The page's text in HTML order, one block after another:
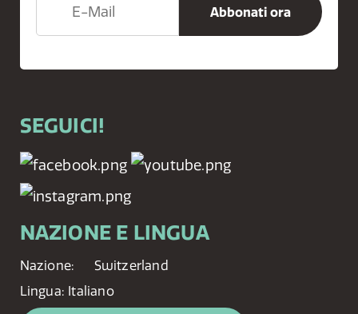
SEGUICI!
NAZIONE E LINGUA
Nazione:
Switzerland
Lingua: Italiano